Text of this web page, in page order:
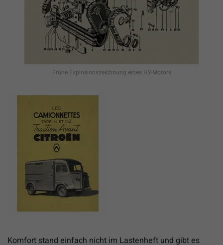
Frühe Explosionszeichnung eines HY-Motors
Komfort stand einfach nicht im Lastenheft und gibt es